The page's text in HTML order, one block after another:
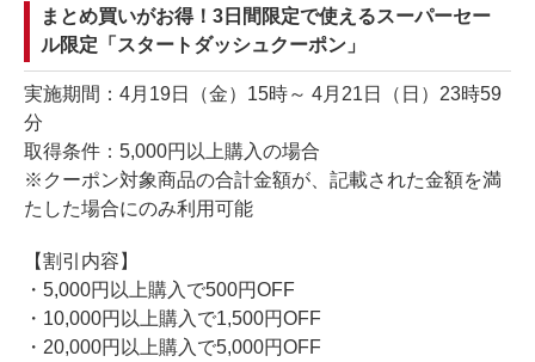
まとめ買いがお得！3日間限定で使えるスーパーセー
ル限定「スタートダッシュクーポン」
実施期間：4月19日（金）15時～ 4月21日（日）23時59
分
取得条件：5,000円以上購入の場合
※クーポン対象商品の合計金額が、記載された金額を満
たした場合にのみ利用可能
【割引内容】
・5,000円以上購入で500円OFF
・10,000円以上購入で1,500円OFF
・20,000円以上購入で5,000円OFF